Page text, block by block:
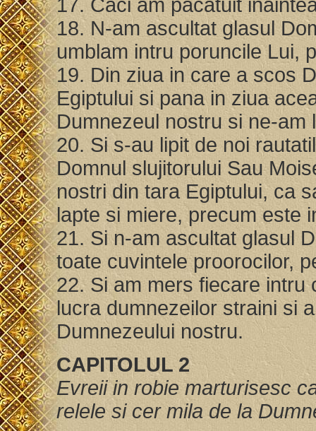
17. Caci am pacatuit
18. N-am ascultat glasul
umblam intru poruncile Lui,
19. Din ziua in care a scos
Egiptului si pana in ziua
Dumnezeul nostru si ne-
20. Si s-au lipit de noi
Domnul slujitorului Sau
nostri din tara Egiptului, ca
lapte si miere, precum este
21. Si n-am ascultat glasul
toate cuvintele proorocilor,
22. Si am mers fiecare intru
lucra dumnezeilor straini si
Dumnezeului nostru.
CAPITOLUL 2
Evreii in robie marturisesc
relele si cer mila de la